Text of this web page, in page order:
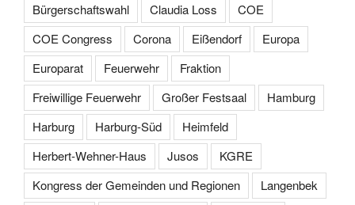
Bürgerschaftswahl
Claudia Loss
COE
COE Congress
Corona Eißendorf
Europa
Europarat
Feuerwehr
Fraktion
Freiwillige Feuerwehr
Großer Festsaal
Hamburg
Harburg
Harburg-Süd
Heimfeld
Herbert-Wehner-Haus
Jusos
KGRE
Kongress der Gemeinden und Regionen
Langenbek